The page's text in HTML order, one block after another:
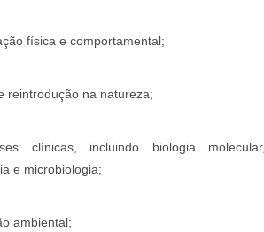
física e comportamental;
reintrodução na natureza;
clínicas, incluindo biologia molecular,
e microbiologia;
ambiental;